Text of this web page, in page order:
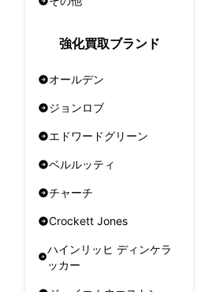
強化買取ブランド
オールデン
ジョンロブ
エドワードグリーン
ベルルッティ
チャーチ
Crockett Jones
ハインリッヒ ディンケラ
ッカー